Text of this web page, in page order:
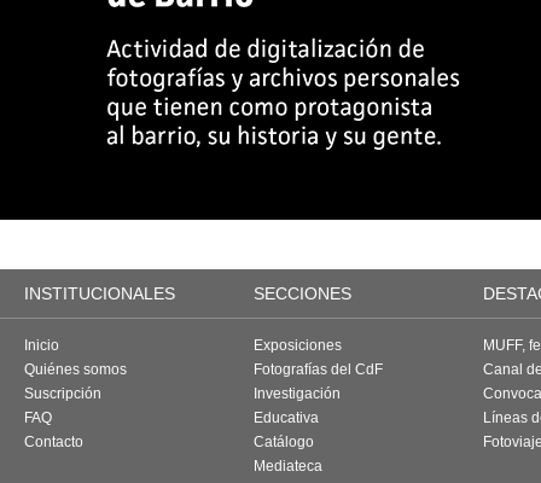
INSTITUCIONALES SECCIONES
Inicio
Quiénes somos
Suscripción
FAQ
Contacto
Exposiciones
Fotografías del CdF
Investigación
Educativa
Catálogo
Mediateca
MUFF,
Canal
Líneas